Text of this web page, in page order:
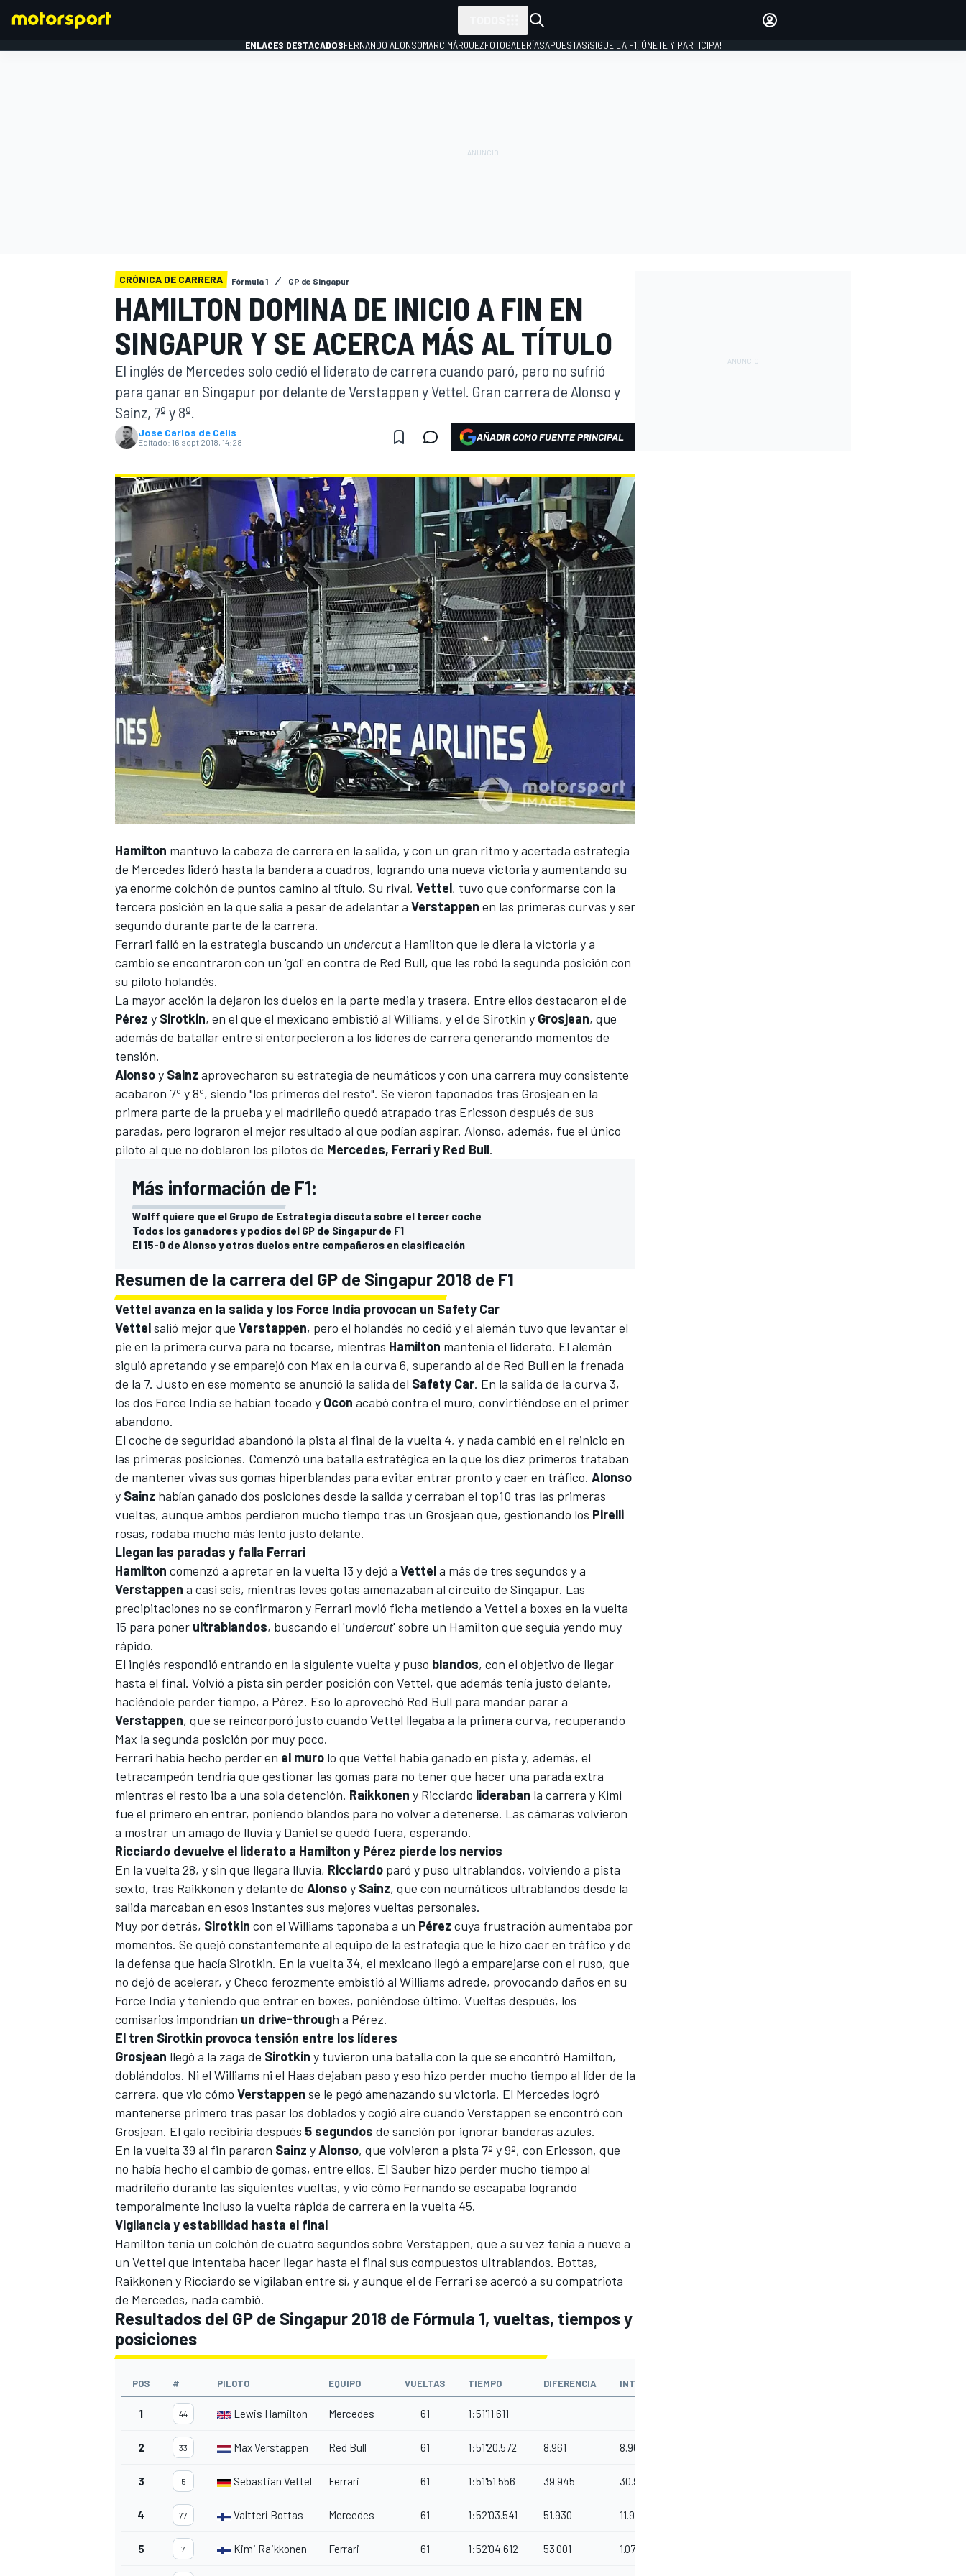
WEC FÓRMULA E
MÁS CATEGORÍAS
ENLACES DESTACADOSFERNANDO ALONSOMARC MÁRQUEZFOTOGALERÍASAPUESTAS¡SIGUE LA F1, ÚNETE Y PARTICIPA!
CRÓNICA DE CARRERA Fórmula 1 GP de Singapur
HAMILTON DOMINA DE INICIO A FIN EN
SINGAPUR Y SE ACERCA MÁS AL TÍTULO
El inglés de Mercedes solo cedió el liderato de carrera cuando paró, pero no sufrió
para ganar en Singapur por delante de Verstappen y Vettel. Gran carrera de Alonso y
Sainz, 7º y 8º.
Jose Carlos de Celis
Editado: 16 sept 2018, 14:28 AÑADIR COMO FUENTE PRINCIPAL
Hamilton mantuvo la cabeza de carrera en la salida, y con un gran ritmo y acertada estrategia
de Mercedes lideró hasta la bandera a cuadros, logrando una nueva victoria y aumentando su
ya enorme colchón de puntos camino al título. Su rival, Vettel, tuvo que conformarse con la
tercera posición en la que salía a pesar de adelantar a Verstappen en las primeras curvas y ser
segundo durante parte de la carrera.
Ferrari falló en la estrategia buscando un undercuta Hamilton que le diera la victoria y a
cambio se encontraron con un 'gol' en contra de Red Bull, que les robó la segunda posición con
su piloto holandés.
La mayor acción la dejaron los duelos en la parte media y trasera. Entre ellos destacaron el de
Pérez y Sirotkin, en el que el mexicano embistió al Williams, y el de Sirotkin y Grosjean, que
además de batallar entre sí entorpecieron a los líderes de carrera generando momentos de
tensión.
Alonsoy Sainz aprovecharon su estrategia de neumáticos y con una carrera muy consistente
acabaron 7º y 8º, siendo "los primeros del resto". Se vieron taponados tras Grosjean en la
primera parte de la prueba y el madrileño quedó atrapado tras Ericsson después de sus
paradas, pero lograron el mejor resultado al que podían aspirar. Alonso, además, fue el único
piloto al que no doblaron los pilotos de Mercedes, Ferrari y Red Bull.
Más información de F1:
Wolff quiere que el Grupo de Estrategia discuta sobre el tercer coche
Todos los ganadores y podios del GP de Singapur de F1
El 15-0 de Alonso y otros duelos entre compañeros en clasificación
Resumen de la carrera del GP de Singapur 2018 de F1
Vettel avanza en la salida y los Force India provocan un Safety Car
Vettelsalió mejor que Verstappen, pero el holandés no cedió y el alemán tuvo que levantar el
pie en la primera curva para no tocarse, mientras Hamilton mantenía el liderato. El alemán
siguió apretando y se emparejó con Max en la curva 6, superando al de Red Bull en la frenada
de la 7. Justo en ese momento se anunció la salida del Safety Car. En la salida de la curva 3,
los dos Force India se habían tocado y Ocon acabó contra el muro, convirtiéndose en el primer
abandono.
El coche de seguridad abandonó la pista al final de la vuelta 4, y nada cambió en el reinicio en
las primeras posiciones. Comenzó una batalla estratégica en la que los diez primeros trataban
de mantener vivas sus gomas hiperblandas para evitar entrar pronto y caer en tráfico. Alonso
y Sainz habían ganado dos posiciones desde la salida y cerraban el top10 tras las primeras
vueltas, aunque ambos perdieron mucho tiempo tras un Grosjean que, gestionando los Pirelli
rosas, rodaba mucho más lento justo delante.
Llegan las paradas y falla Ferrari
Hamilton comenzó a apretar en la vuelta 13 y dejó a Vettela más de tres segundos y a
Verstappen a casi seis, mientras leves gotas amenazaban al circuito de Singapur. Las
precipitaciones no se confirmaron y Ferrari movió ficha metiendo a Vettel a boxes en la vuelta
15 para poner ultrablandos, buscando el 'undercut' sobre un Hamilton que seguía yendo muy
rápido.
El inglés respondió entrando en la siguiente vuelta y puso blandos, con el objetivo de llegar
hasta el final. Volvió a pista sin perder posición con Vettel, que además tenía justo delante,
haciéndole perder tiempo, a Pérez. Eso lo aprovechó Red Bull para mandar parar a
Verstappen, que se reincorporó justo cuando Vettel llegaba a la primera curva, recuperando
Max la segunda posición por muy poco.
Ferrari había hecho perder en el muro lo que Vettel había ganado en pista y, además, el
tetracampeón tendría que gestionar las gomas para no tener que hacer una parada extra
mientras el resto iba a una sola detención. Raikkonen y Ricciardo lideraban la carrera y Kimi
fue el primero en entrar, poniendo blandos para no volver a detenerse. Las cámaras volvieron
a mostrar un amago de lluvia y Daniel se quedó fuera, esperando.
Ricciardo devuelve el liderato a Hamilton y Pérez pierde los nervios
En la vuelta 28, y sin que llegara lluvia, Ricciardo paró y puso ultrablandos, volviendo a pista
sexto, tras Raikkonen y delante de Alonsoy Sainz, que con neumáticos ultrablandos desde la
salida marcaban en esos instantes sus mejores vueltas personales.
Muy por detrás, Sirotkin con el Williams taponaba a un Pérez cuya frustración aumentaba por
momentos. Se quejó constantemente al equipo de la estrategia que le hizo caer en tráfico y de
la defensa que hacía Sirotkin. En la vuelta 34, el mexicano llegó a emparejarse con el ruso, que
no dejó de acelerar, y Checo ferozmente embistió al Williams adrede, provocando daños en su
Force India y teniendo que entrar en boxes, poniéndose último. Vueltas después, los
comisarios impondrían un drive-through a Pérez.
El tren Sirotkin provoca tensión entre los líderes
Grosjean llegó a la zaga de Sirotkin y tuvieron una batalla con la que se encontró Hamilton,
doblándolos. Ni el Williams ni el Haas dejaban paso y eso hizo perder mucho tiempo al líder de la
carrera, que vio cómo Verstappen se le pegó amenazando su victoria. El Mercedes logró
mantenerse primero tras pasar los doblados y cogió aire cuando Verstappen se encontró con
Grosjean. El galo recibiría después 5 segundos de sanción por ignorar banderas azules.
En la vuelta 39 al fin pararon Sainz yAlonso, que volvieron a pista 7º y 9º, con Ericsson, que
no había hecho el cambio de gomas, entre ellos. El Sauber hizo perder mucho tiempo al
madrileño durante las siguientes vueltas, y vio cómo Fernando se escapaba logrando
temporalmente incluso la vuelta rápida de carrera en la vuelta 45.
Vigilancia y estabilidad hasta el final
Hamilton tenía un colchón de cuatro segundos sobre Verstappen, que a su vez tenía a nueve a
un Vettel que intentaba hacer llegar hasta el final sus compuestos ultrablandos. Bottas,
Raikkonen y Ricciardo se vigilaban entre sí, y aunque el de Ferrari se acercó a su compatriota
de Mercedes, nada cambió.
Resultados del GP de Singapur 2018 de Fórmula 1, vueltas, tiempos y
posiciones
POS # PILOTO EQUIPO VUELTAS TIEMPO DIFERENCIA INTERVALO
1 44 Lewis Hamilton Mercedes 61 1:51'11.611
2 33 Max Verstappen Red Bull 61 1:51'20.572 8.961 8.961
3 5 Sebastian Vettel Ferrari 61 1:51'51.556 39.945 30.984
4 77 Valtteri Bottas Mercedes 61 1:52'03.541 51.930 11.985
5 7 Kimi Raikkonen Ferrari 61 1:52'04.612 53.001 1.071